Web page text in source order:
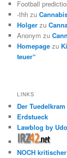
Football
-thh zu
Holger zu
Anonym zu
Homepage zu
teuer“
LINKS
Der Tuedelkram
Erdstueck
Lawblog by
NOCH